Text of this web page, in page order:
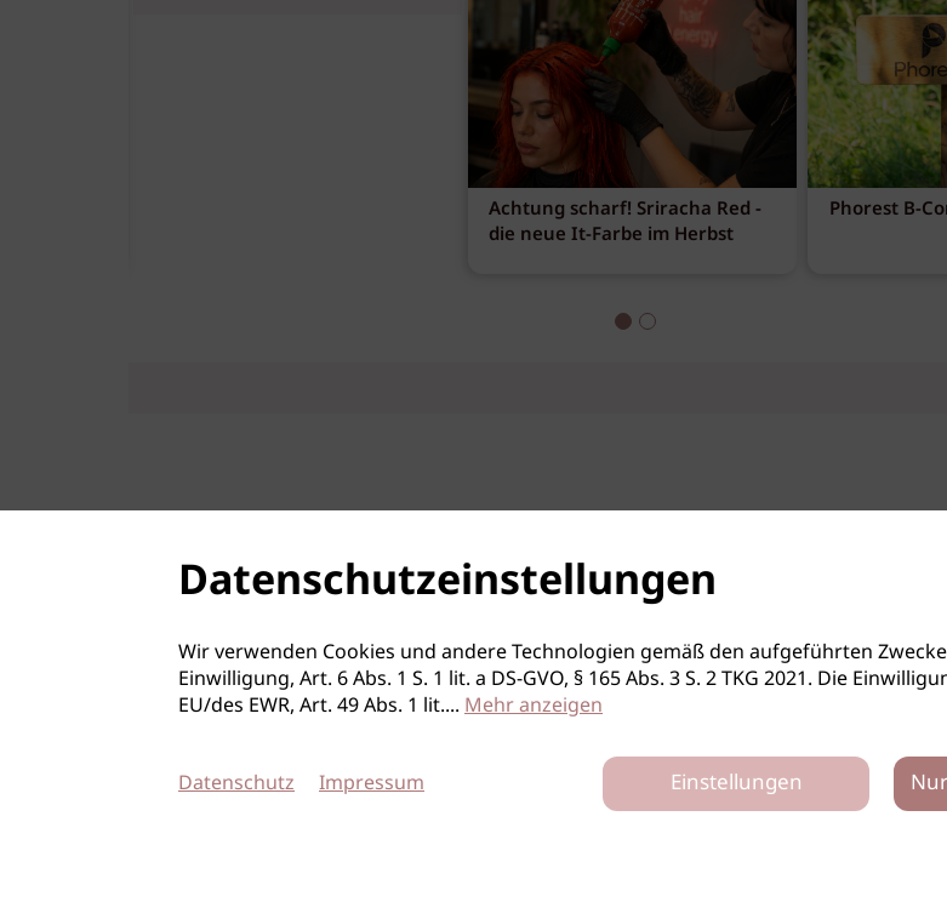
Achtung scharf! Sriracha Red -
die neue It-Farbe im Herbst
Phorest B-
Datenschutzeinstellungen
Wir verwenden Cookies und andere Technologien gemäß den aufgeführten
Einwilligung, Art. 6 Abs. 1 S. 1 lit. a DS-GVO, § 165 Abs. 3 S. 2 TKG 2021. Die
EU/des EWR, Art. 49 Abs. 1 lit.... Mehr anzeigen
Datenschutz Impressum Einstellungen